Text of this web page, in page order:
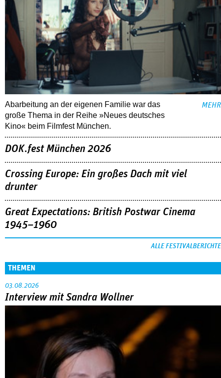
Abarbeitung an der eigenen Familie war das
große Thema in der Reihe »Neues deutsches
Kino« beim Filmfest München.
MEHR
DOK.fest München 2026
Crossing Europe: Ein großes Dach mit viel
drunter
Great Expectations: British Postwar Cinema
1945–1960
ALLE FESTIVALBERICHTE
THEMEN
03.08.2026
Interview mit Sandra Wollner